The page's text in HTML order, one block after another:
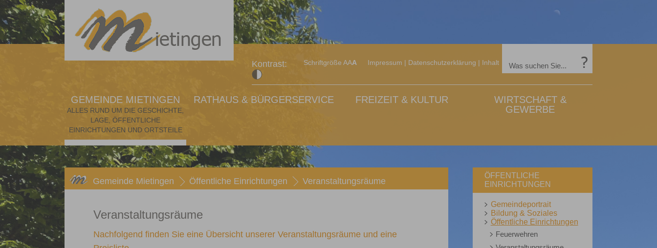
Kontrast: Schriftgröße AAA Impressum | Datenschutzerklärung | Inhalt
GEMEINDE MIETINGEN
ALLES RUND UM DIE GESCHICHTE,
LAGE, ÖFFENTLICHE
EINRICHTUNGEN UND ORTSTEILE
RATHAUS & BÜRGERSERVICE FREIZEIT & KULTUR
WIRTSCHAFT &
GEWERBE
Gemeinde Mietingen Öffentliche Einrichtungen Veranstaltungsräume
Veranstaltungsräume
Nachfolgend finden Sie eine Übersicht unserer Veranstaltungsräume und eine
ÖFFENTLICHE
EINRICHTUNGEN
Gemeindeportrait
Bildung & Soziales
Öffentliche Einrichtungen
Feuerwehren